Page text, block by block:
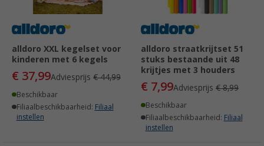
alldoro XXL kegelset voor
kinderen met 6 kegels
€ 37,99Adviesprijs € 44,99
Beschikbaar
Filiaalbeschikbaarheid: Filiaal
instellen
alldoro straatkrijtset 51
stuks bestaande uit 48
krijtjes met 3 houders
€ 7,99Adviesprijs € 8,99
Beschikbaar
Filiaalbeschikbaarheid: Filiaal
instellen